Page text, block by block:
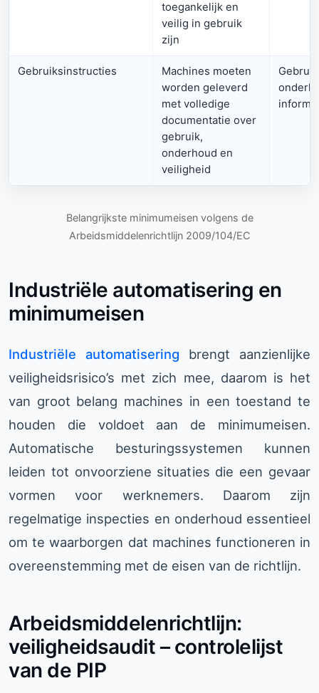
toegankelijk en
veilig in gebruik
zijn
Gebruiksinstructies
Machines moeten
worden geleverd
met volledige
documentatie over
gebruik,
onderhoud en
veiligheid
Belangrijkste minimumeisen volgens de
Arbeidsmiddelenrichtlijn 2009/104/EC
Industriële automatisering en
minimumeisen
Industriële automatisering brengt aanzienlijke
veiligheidsrisico’s met zich mee, daarom is het
van groot belang machines in een toestand te
houden die voldoet aan de minimumeisen.
Automatische besturingssystemen kunnen
leiden tot onvoorziene situaties die een gevaar
vormen voor werknemers. Daarom zijn
regelmatige inspecties en onderhoud essentieel
om te waarborgen dat machines functioneren in
overeenstemming met de eisen van de richtlijn.
Arbeidsmiddelenrichtlijn:
veiligheidsaudit – controlelijst
van de PIP